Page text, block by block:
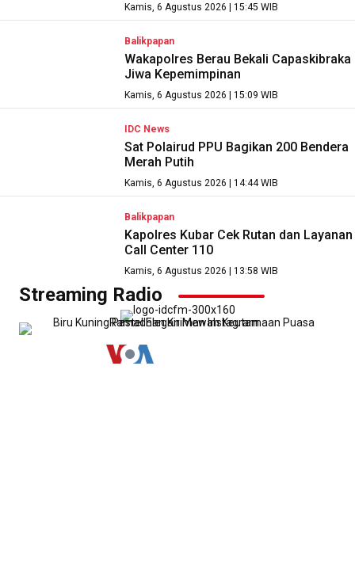
Kamis, 6 Agustus 2026 | 15:45 WIB
Balikpapan
Wakapolres Berau Bekali Capaskibraka
Jiwa Kepemimpinan
Kamis, 6 Agustus 2026 | 15:09 WIB
IDC News
Sat Polairud PPU Bagikan 200 Bendera
Merah Putih
Kamis, 6 Agustus 2026 | 14:44 WIB
Balikpapan
Kapolres Kubar Cek Rutan dan Layanan
Call Center 110
Kamis, 6 Agustus 2026 | 13:58 WIB
Streaming Radio